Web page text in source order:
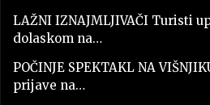
LAŽNI IZNAJMLJIVAČI Turisti
dolaskom na…
POČINJE SPEKTAKL NA
prijave na…